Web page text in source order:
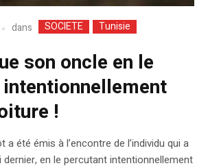
dans SOCIETE Tunisie
son oncle en le
!
a été émis à l’encontre de l’individu qui a
en le percutant intentionnellement